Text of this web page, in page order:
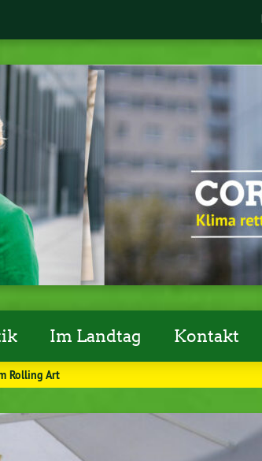
Im Landtag Kontakt
Rolling Art